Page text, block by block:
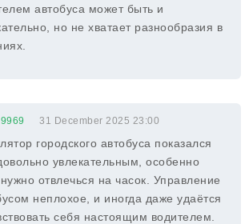
автобуса может быть и
но не хватает разнообразия в
31 December 2025 23:00
городского автобуса показался
увлекательным, особенно
отвлечься на часок. Управление
неплохое, и иногда даже удаётся
себя настоящим водителем.